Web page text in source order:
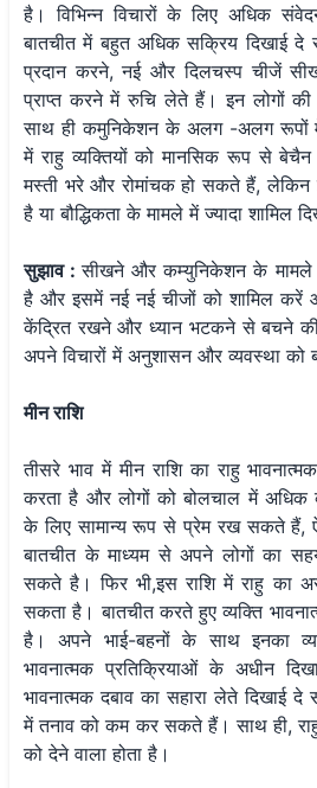
है। विभिन्न विचारों के लिए अधिक
बातचीत में बहुत अधिक सक्रिय दिखाई दे
प्रदान करने, नई और दिलचस्प चीजें
प्राप्त करने में रुचि लेते हैं। इन लोगों की
साथ ही कमुनिकेशन के अलग -अलग रूपों
में राहु व्यक्तियों को मानसिक रूप से
मस्ती भरे और रोमांचक हो सकते हैं,
है या बौद्धिकता के मामले में ज्यादा शामिल
सुझाव :सीखने और कम्युनिकेशन के मामले में
है और इसमें नई नई चीजों को शामिल करें
केंद्रित रखने और ध्यान भटकने से बचने की
अपने विचारों में अनुशासन और व्यवस्था को
मीन राशि
तीसरे भाव में मीन राशि का राहु
करता है और लोगों को बोलचाल में अधिक
के लिए सामान्य रूप से प्रेम रख सकते हैं,
बातचीत के माध्यम से अपने लोगों का
सकते है। फिर भी,इस राशि में राहु का
सकता है। बातचीत करते हुए व्यक्ति
है। अपने भाई-बहनों के साथ इनका
भावनात्मक प्रतिक्रियाओं के अधीन
भावनात्मक दबाव का सहारा लेते दिखाई
में तनाव को कम कर सकते हैं। साथ ही,
को देने वाला होता है।